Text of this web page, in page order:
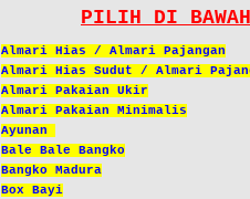
PILIH DI
Almari Hias / Almari Pajangan
Almari Hias Sudut / Almari
Almari Pakaian Ukir
Almari Pakaian Minimalis
Ayunan
Bale Bale Bangko
Bangko Madura
Box Bayi